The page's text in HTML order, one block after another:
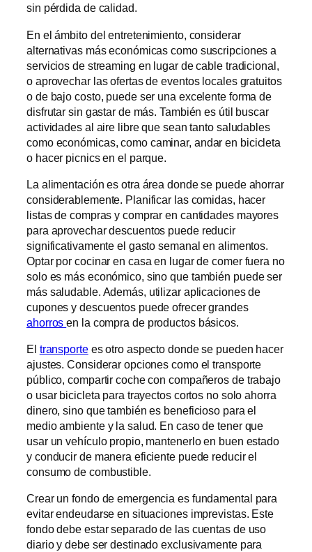
sin pérdida de calidad.
En el ámbito del entretenimiento, considerar
alternativas más económicas como suscripciones a
servicios de streaming en lugar de cable tradicional,
o aprovechar las ofertas de eventos locales gratuitos
o de bajo costo, puede ser una excelente forma de
disfrutar sin gastar de más. También es útil buscar
actividades al aire libre que sean tanto saludables
como económicas, como caminar, andar en bicicleta
o hacer picnics en el parque.
La alimentación es otra área donde se puede ahorrar
considerablemente. Planificar las comidas, hacer
listas de compras y comprar en cantidades mayores
para aprovechar descuentos puede reducir
significativamente el gasto semanal en alimentos.
Optar por cocinar en casa en lugar de comer fuera no
solo es más económico, sino que también puede ser
más saludable. Además, utilizar aplicaciones de
cupones y descuentos puede ofrecer grandes
ahorrosen la compra de productos básicos.
El transportees otro aspecto donde se pueden hacer
ajustes. Considerar opciones como el transporte
público, compartir coche con compañeros de trabajo
o usar bicicleta para trayectos cortos no solo ahorra
dinero, sino que también es beneficioso para el
medio ambiente y la salud. En caso de tener que
usar un vehículo propio, mantenerlo en buen estado
y conducir de manera eficiente puede reducir el
consumo de combustible.
Crear un fondo de emergencia es fundamental para
evitar endeudarse en situaciones imprevistas. Este
fondo debe estar separado de las cuentas de uso
diario y debe ser destinado exclusivamente para